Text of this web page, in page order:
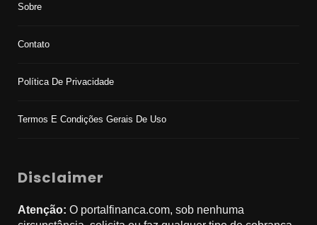
Sobre
Contato
Política De Privacidade
Termos E Condições Gerais De Uso
Disclaimer
Atenção: O portalfinanca.com, sob nenhuma